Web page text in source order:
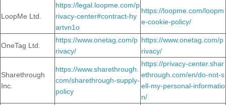
LoopMe Ltd.
https://legal.loopme.com/p
rivacy-center#contract-hy
artvn1o
https://loopme.com/loopm
e-cookie-policy/
OneTag Ltd.
https://www.onetag.com/p
rivacy/
https://www.onetag.com/p
rivacy/
Sharethrough
Inc.
https://www.sharethrough.
com/sharethrough-supply-
policy
https://privacy-center.shar
ethrough.com/en/do-not-s
ell-my-personal-informatio
n/